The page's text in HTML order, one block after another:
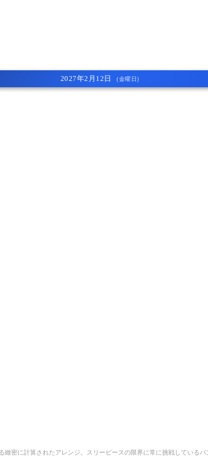
2027年2月12日 (金曜日)
密に計算されたアレンジ。スリーピースの限界に常に挑戦しているバ